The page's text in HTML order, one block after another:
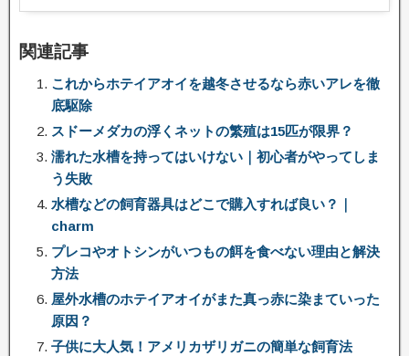
関連記事
これからホテイアオイを越冬させるなら赤いアレを徹
底駆除
スドーメダカの浮くネットの繁殖は15匹が限界？
濡れた水槽を持ってはいけない｜初心者がやってしま
う失敗
水槽などの飼育器具はどこで購入すれば良い？｜
charm
プレコやオトシンがいつもの餌を食べない理由と解決
方法
屋外水槽のホテイアオイがまた真っ赤に染まていった
原因？
子供に大人気！アメリカザリガニの簡単な飼育法